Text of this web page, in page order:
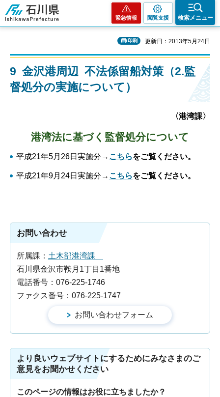
石川県
緊急情報 閲覧支援 検索メニュー
印刷 更新日：2013年5月24日
9 金沢港周辺 不法係留船対策（2.監
督処分の実施について）
〈港湾課〉
港湾法に基づく監督処分について
平成21年5月26日実施分 → こちらをご覧ください。
平成21年9月24日実施分 → こちらをご覧ください。
お問い合わせ
所属課： 土木部港湾課
石川県金沢市鞍月1丁目1番地
電話番号：076-225-1746
ファクス番号：076-225-1747
より良いウェブサイトにするためにみなさまのご
意見をお聞かせください
このページの情報はお役に立ちましたか？